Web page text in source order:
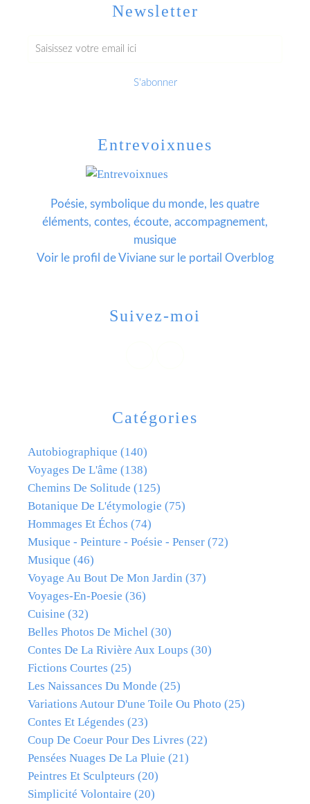
Newsletter
Catégories
Autobiographique (140)
Voyages De L'âme (138)
Chemins De Solitude (125)
Botanique De L'étymologie (75)
Hommages Et Échos (74)
Musique - Peinture - Poésie - Penser (72)
Musique (46)
Voyage Au Bout De Mon Jardin (37)
Voyages-En-Poesie (36)
Cuisine (32)
Belles Photos De Michel (30)
Contes De La Rivière Aux Loups (30)
Fictions Courtes (25)
Les Naissances Du Monde (25)
Variations Autour D'une Toile Ou Photo (25)
Contes Et Légendes (23)
Coup De Coeur Pour Des Livres (22)
Pensées Nuages De La Pluie (21)
Peintres Et Sculpteurs (20)
Simplicité Volontaire (20)
Entrevoixnues
Poésie, symbolique du monde, les quatre
éléments, contes, écoute, accompagnement,
musique
Voir le profil deVivianesur le portail Overblog
Suivez-moi